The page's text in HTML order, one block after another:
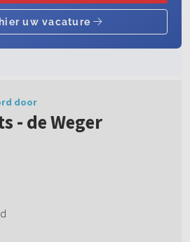
door
- de Weger